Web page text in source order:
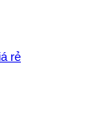
rẻ